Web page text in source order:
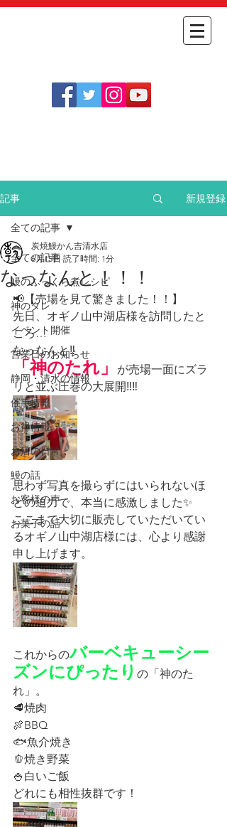
記事 新規登録
全ての記事
鰻のふっくら煮レシピ
神のタレ
イベント開催
営業日のお知らせ
静岡・清水の情報
催事情報
お得情報
お店の日常
鰻の話
お客様の声
お菓子の話
全ての記事
なっなんと！！！
炭焼鰻かん吉清水店
6月15日 読了時間: 1分
📢【売場を見て驚きました！！】
先日、オギノ山中湖店様を訪問したと
ころ…
なっなんと‼️
「神のたれ」
が売場一面にズラ
リと並ぶ圧巻の大展開‼️‼️
思わず写真を撮らずにはいられないほ
どの迫力で、本当に感激しました✨
ここまで大切に販売していただいてい
るオギノ山中湖店様には、心より感謝
申し上げます。
これからのバーベキューシー
ズンにぴったり の「神のた
れ」。
🥩焼肉
🍖BBQ
🐟魚介焼き
🫑焼き野菜
🍚白いご飯
どれにも相性抜群です！